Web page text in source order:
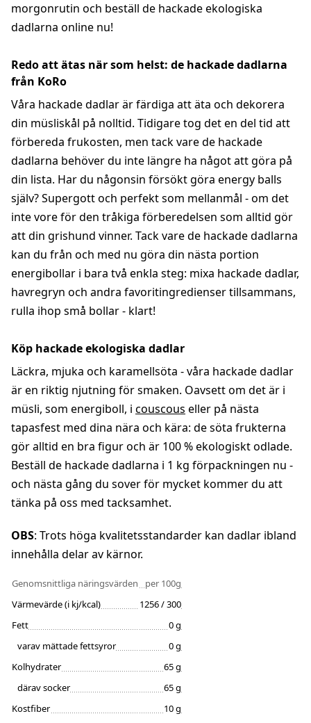
morgonrutin och beställ de hackade ekologiska
dadlarna online nu!
Redo att ätas när som helst: de hackade dadlarna
från KoRo
Våra hackade dadlar är färdiga att äta och dekorera
din müsliskål på nolltid. Tidigare tog det en del tid att
förbereda frukosten, men tack vare de hackade
dadlarna behöver du inte längre ha något att göra på
din lista. Har du någonsin försökt göra energy balls
själv? Supergott och perfekt som mellanmål - om det
inte vore för den tråkiga förberedelsen som alltid gör
att din grishund vinner. Tack vare de hackade dadlarna
kan du från och med nu göra din nästa portion
energibollar i bara två enkla steg: mixa hackade dadlar,
havregryn och andra favoritingredienser tillsammans,
rulla ihop små bollar - klart!
Köp hackade ekologiska dadlar
Läckra, mjuka och karamellsöta - våra hackade dadlar
är en riktig njutning för smaken. Oavsett om det är i
müsli, som energiboll, i couscous eller på nästa
tapasfest med dina nära och kära: de söta frukterna
gör alltid en bra figur och är 100 % ekologiskt odlade.
Beställ de hackade dadlarna i 1 kg förpackningen nu -
och nästa gång du sover för mycket kommer du att
tänka på oss med tacksamhet.
OBS: Trots höga kvalitetsstandarder kan dadlar ibland
innehålla delar av kärnor.
Genomsnittliga näringsvärden
per 100g
Värmevärde (i kj/kcal)
1256 / 300
Fett
0 g
varav mättade fettsyror
0 g
Kolhydrater
65 g
därav socker
65 g
Kostfiber
10 g